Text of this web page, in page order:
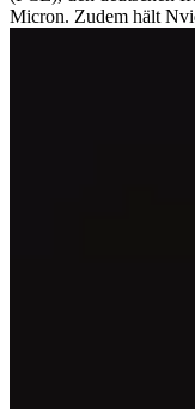
Micron. Zudem hält